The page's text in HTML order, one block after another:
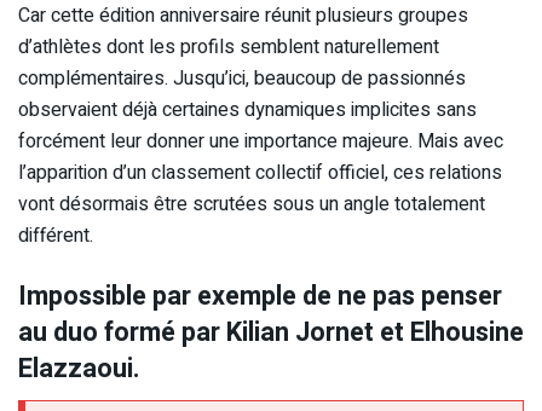
Car cette édition anniversaire réunit plusieurs groupes
d’athlètes dont les profils semblent naturellement
complémentaires. Jusqu’ici, beaucoup de passionnés
observaient déjà certaines dynamiques implicites sans
forcément leur donner une importance majeure. Mais avec
l’apparition d’un classement collectif officiel, ces relations
vont désormais être scrutées sous un angle totalement
différent.
Impossible par exemple de ne pas penser
au duo formé par Kilian Jornet et Elhousine
Elazzaoui.